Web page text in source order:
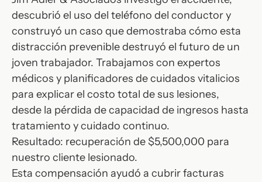
descubrió el uso del teléfono del conductor y
construyó un caso que demostraba cómo esta
distracción prevenible destruyó el futuro de un
joven trabajador. Trabajamos con expertos
médicos y planificadores de cuidados vitalicios
para explicar el costo total de sus lesiones,
desde la pérdida de capacidad de ingresos hasta
tratamiento y cuidado continuo.
Resultado: recuperación de $5,500,000 para
nuestro cliente lesionado.
Esta compensación ayudó a cubrir facturas